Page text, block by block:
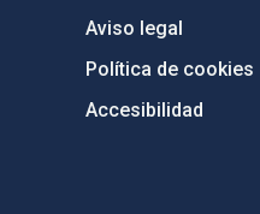
Aviso legal
Política de cookies
Accesibilidad